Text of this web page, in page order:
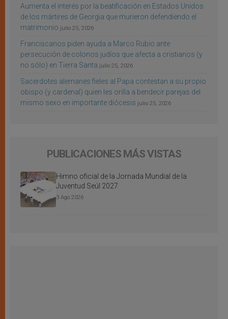
Aumenta el interés por la beatificación en Estados Unidos
de los mártires de Georgia que murieron defendiendo el
matrimonio julio 25, 2026
Franciscanos piden ayuda a Marco Rubio ante
persecución de colonos judíos que afecta a cristianos (y
no sólo) en Tierra Santa julio 25, 2026
Sacerdotes alemanes fieles al Papa contestan a su propio
obispo (y cardenal) quien les orilla a bendecir parejas del
mismo sexo en importante diócesis julio 25, 2026
PUBLICACIONES MÁS VISTAS
Himno oficial de la Jornada Mundial de la
Juventud Seúl 2027
3 Ago 2026